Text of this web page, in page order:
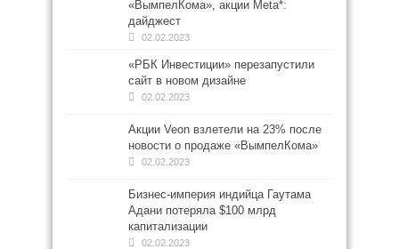
«ВымпелКома», акции Meta*:
дайджест
02.02.2023
«РБК Инвестиции» перезапустили
сайт в новом дизайне
02.02.2023
Акции Veon взлетели на 23% после
новости о продаже «ВымпелКома»
02.02.2023
Бизнес-империя индийца Гаутама
Адани потеряла $100 млрд
капитализации
02.02.2023